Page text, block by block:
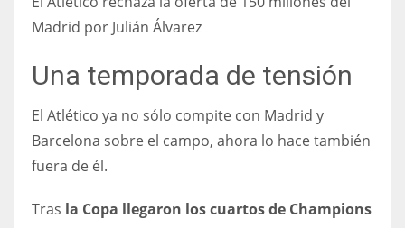
Madrid por Julián Álvarez
Una temporada de tensión
El Atlético ya no sólo compite con Madrid y
Barcelona sobre el campo, ahora lo hace también
fuera de él.
Tras la Copa llegaron los cuartos de Champions